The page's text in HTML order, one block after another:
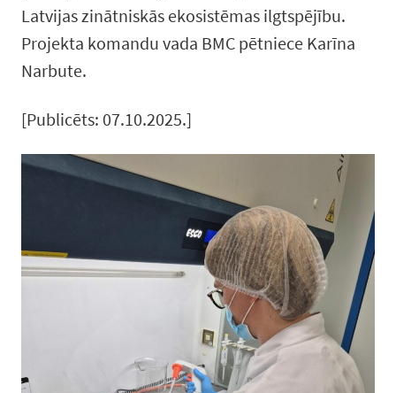
Latvijas zinātniskās ekosistēmas ilgtspējību.
Projekta komandu vada BMC pētniece Karīna
Narbute.
[Publicēts: 07.10.2025.]